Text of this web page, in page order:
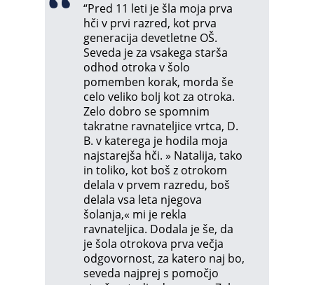
“Pred 11 leti je šla moja prva
hči v prvi razred, kot prva
generacija devetletne OŠ.
Seveda je za vsakega starša
odhod otroka v šolo
pomemben korak, morda še
celo veliko bolj kot za otroka.
Zelo dobro se spomnim
takratne ravnateljice vrtca, D.
B. v katerega je hodila moja
najstarejša hči. » Natalija, tako
in toliko, kot boš z otrokom
delala v prvem razredu, boš
delala vsa leta njegova
šolanja,« mi je rekla
ravnateljica. Dodala je še, da
je šola otrokova prva večja
odgovornost, za katero naj bo,
seveda najprej s pomočjo